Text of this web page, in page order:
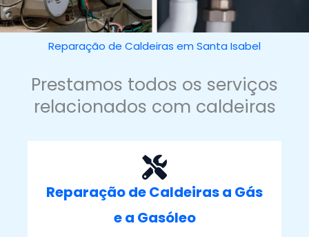
Reparação de Caldeiras em Santa Isabel
Prestamos todos os serviços
relacionados com caldeiras
Reparação de Caldeiras a Gás
e a Gasóleo